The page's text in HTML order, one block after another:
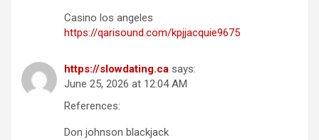
Casino los angeles
https://qarisound.com/kpjjacquie9675
https://slowdating.ca says:
June 25, 2026 at 12:04 AM
References:
Don johnson blackjack